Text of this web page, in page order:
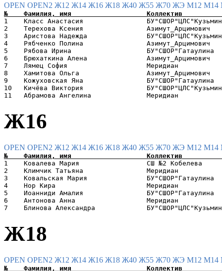
OPEN OPEN2 Ж12 Ж14 Ж16 Ж18 Ж40 Ж55 Ж70 ЖЭ М12 М14
1    Класс Анастасия
2    Терехова Ксения
3    Аристова Надежда
4    Рябченко Полина
5    Рябова Ирина
6    Брюхаткина Алена
7    Лямец София                    Меридиан
8    Хамитова Ольга
9    Кожуховская Яна
10   Кичёва Виктория
Ж16
OPEN OPEN2 Ж12 Ж14 Ж16 Ж18 Ж40 Ж55 Ж70 ЖЭ М12 М14
1    Ковалева Мария                 СШ №2
2    Климчик Татьяна                Меридиан
3    Ковальская Мария
4    Нор Кира                       Меридиан
5    Иоанниди Амалия
6    Антонова Анна                  Меридиан
Ж18
OPEN OPEN2 Ж12 Ж14 Ж16 Ж18 Ж40 Ж55 Ж70 ЖЭ М12 М14